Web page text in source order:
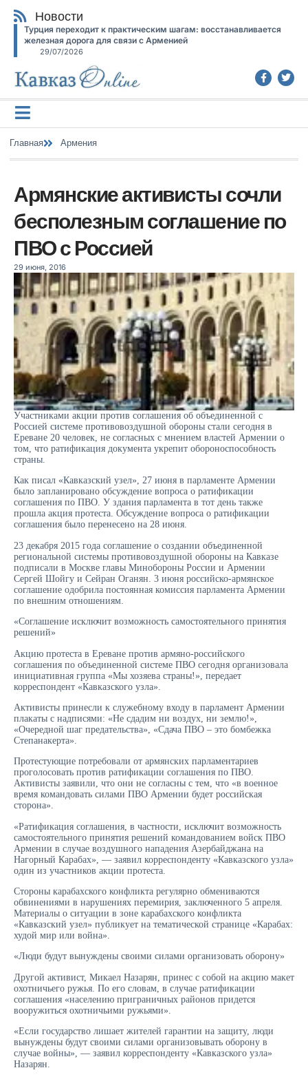
Новости
Турция переходит к практическим шагам: восстанавливается
железная дорога для связи с Арменией
29/07/2026
Главная Армения
Армянские активисты сочли
бесполезным соглашение по
ПВО с Россией
29 июня, 2016
Участниками акции против соглашения об объединенной с
Россией системе противовоздушной обороны стали сегодня в
Ереване 20 человек, не согласных с мнением властей Армении о
том, что ратификация документа укрепит обороноспособность
страны.
Как писал «Кавказский узел», 27 июня в парламенте Армении
было запланировано обсуждение вопроса о ратификации
соглашения по ПВО. У здания парламента в тот день также
прошла акция протеста. Обсуждение вопроса о ратификации
соглашения было перенесено на 28 июня.
23 декабря 2015 года соглашение о создании объединенной
региональной системы противовоздушной обороны на Кавказе
подписали в Москве главы Минобороны России и Армении
Сергей Шойгу и Сейран Оганян. 3 июня российско-армянское
соглашение одобрила постоянная комиссия парламента Армении
по внешним отношениям.
«Соглашение исключит возможность самостоятельного принятия
решений»
Акцию протеста в Ереване против армяно-российского
соглашения по объединенной системе ПВО сегодня организовала
инициативная группа «Мы хозяева страны!», передает
корреспондент «Кавказского узла».
Активисты принесли к служебному входу в парламент Армении
плакаты с надписями: «Не сдадим ни воздух, ни землю!»,
«Очередной шаг предательства», «Сдача ПВО – это бомбежка
Степанакерта».
Протестующие потребовали от армянских парламентариев
проголосовать против ратификации соглашения по ПВО.
Активисты заявили, что они не согласны с тем, что «в военное
время командовать силами ПВО Армении будет российская
сторона».
«Ратификация соглашения, в частности, исключит возможность
самостоятельного принятия решений командованием войск ПВО
Армении в случае воздушного нападения Азербайджана на
Нагорный Карабах», — заявил корреспонденту «Кавказского узла»
один из участников акции протеста.
Стороны карабахского конфликта регулярно обмениваются
обвинениями в нарушениях перемирия, заключенного 5 апреля.
Материалы о ситуации в зоне карабахского конфликта
«Кавказский узел» публикует на тематической странице «Карабах:
худой мир или война».
«Люди будут вынуждены своими силами организовать оборону»
Другой активист, Микаел Назарян, принес с собой на акцию макет
охотничьего ружья. По его словам, в случае ратификации
соглашения «населению приграничных районов придется
вооружиться охотничьими ружьями».
«Если государство лишает жителей гарантии на защиту, люди
вынуждены будут своими силами организовывать оборону в
случае войны», — заявил корреспонденту «Кавказского узла»
Назарян.